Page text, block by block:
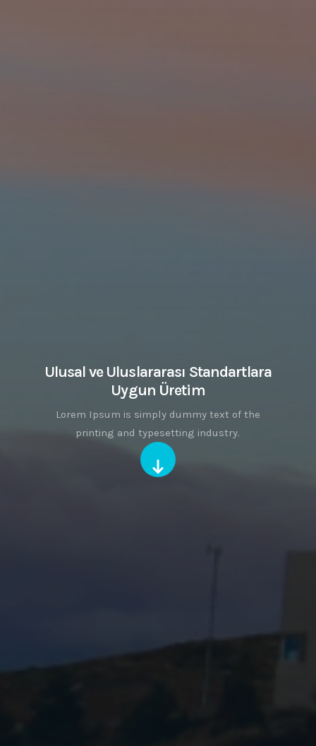
Ulusal ve Uluslararası Standartlara
Uygun Üretim
Lorem Ipsum is simply dummy text of the
printing and typesetting industry.